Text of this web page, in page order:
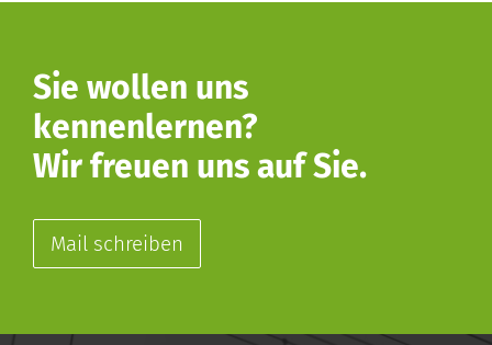
Sie wollen uns
kennenlernen?
Wir freuen uns auf Sie.
Mail schreiben